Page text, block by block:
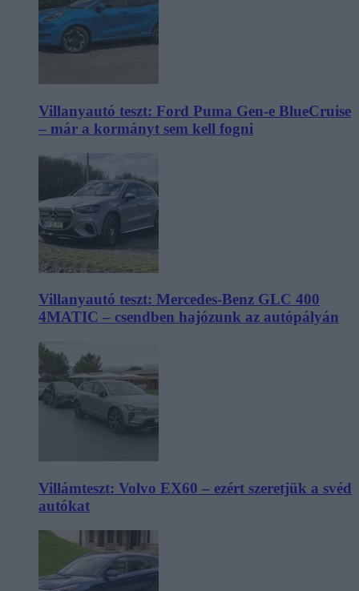
Villanyautó teszt: Ford Puma Gen-e BlueCruise
– már a kormányt sem kell fogni
Villanyautó teszt: Mercedes-Benz GLC 400
4MATIC – csendben hajózunk az autópályán
Villámteszt: Volvo EX60 – ezért szeretjük a svéd
autókat